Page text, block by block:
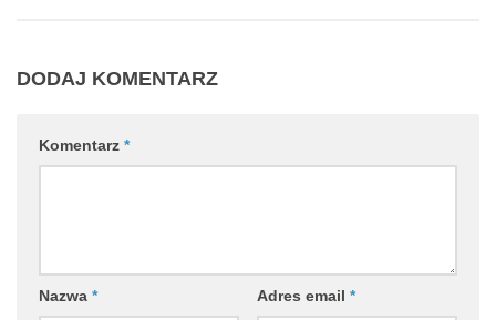
DODAJ KOMENTARZ
Komentarz *
Nazwa * Adres email *